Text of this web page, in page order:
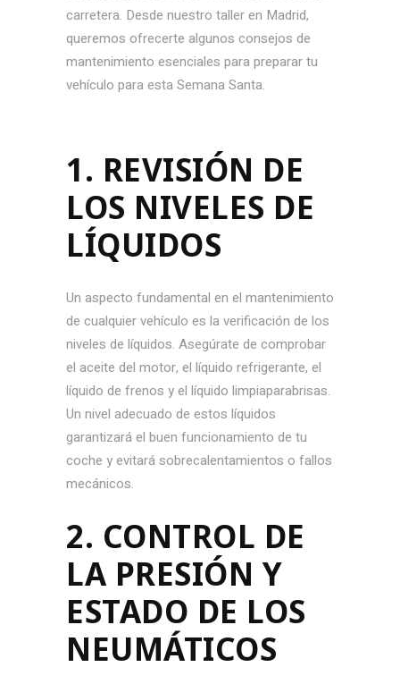
carretera. Desde nuestro taller en Madrid,
queremos ofrecerte algunos consejos de
mantenimiento esenciales para preparar tu
vehículo para esta Semana Santa.
1. REVISIÓN DE
LOS NIVELES DE
LÍQUIDOS
Un aspecto fundamental en el mantenimiento
de cualquier vehículo es la verificación de los
niveles de líquidos. Asegúrate de comprobar
el aceite del motor, el líquido refrigerante, el
líquido de frenos y el líquido limpiaparabrisas.
Un nivel adecuado de estos líquidos
garantizará el buen funcionamiento de tu
coche y evitará sobrecalentamientos o fallos
mecánicos.
2. CONTROL DE
LA PRESIÓN Y
ESTADO DE LOS
NEUMÁTICOS